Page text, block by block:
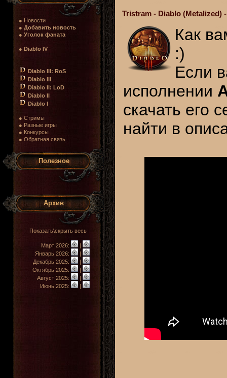
● Новости
● Добавить новость
● Уголок фаната
● Diablo IV
Diablo III: RoS
Diablo III
Diablo II: LoD
Diablo II
Diablo I
● Стримы
● Разные игры
● Конкурсы
● Обратная связь
Полезное
Архив
Показать\скрыть весь
Март 2026:
|
Январь 2026:
|
Декабрь 2025:
|
Октябрь 2025:
|
Август 2025:
|
Июнь 2025:
|
Tristram - Diablo (Metalized)
Как
:)
Если
исполнении
скачать его
найти в